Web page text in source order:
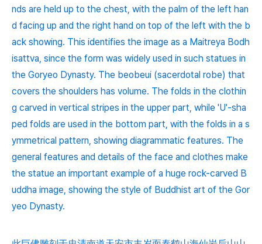
nds are held up to the chest, with the palm of the left han
d facing up and the right hand on top of the left with the b
ack showing. This identifies the image as a Maitreya Bodh
isattva, since the form was widely used in such statues in
the Goryeo Dynasty. The beobeui (sacerdotal robe) that
covers the shoulders has volume. The folds in the clothin
g carved in vertical stripes in the upper part, while 'U'-sha
ped folds are used in the bottom part, with the folds in a s
ymmetrical pattern, showing diagrammatic features. The
general features and details of the face and clothes make
the statue an important example of a huge rock-carved B
uddha image, showing the style of Buddhist art of the Gor
yeo Dynasty.